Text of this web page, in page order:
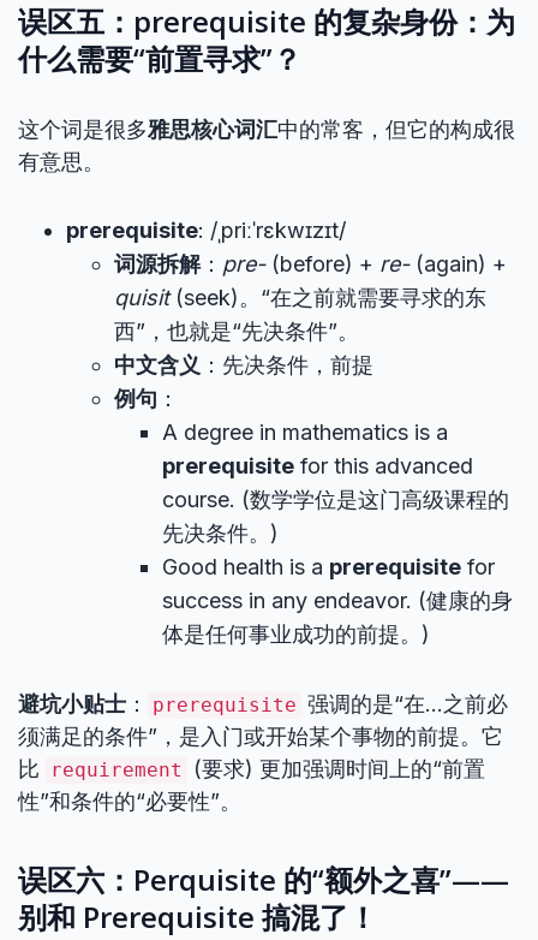
误区五：prerequisite 的复杂身份：为
什么需要“前置寻求”？
这个词是很多雅思核心词汇中的常客，但它的构成很
有意思。
prerequisite: /ˌpriːˈrɛkwɪzɪt/
词源拆解： pre-(before) + re-(again) +
quisit(seek)。“在之前就需要寻求的东
西”，也就是“先决条件”。
中文含义 ：先决条件，前提
例句 ：
A degree in mathematics is a
prerequisite for this advanced
course. (数学学位是这门高级课程的
先决条件。)
Good health is a prerequisite for
success in any endeavor. (健康的身
体是任何事业成功的前提。)
避坑小贴士 ： prerequisite 强调的是“在…之前必
须满足的条件”，是入门或开始某个事物的前提。它
比
requirement
(要求) 更加强调时间上的“前置
性”和条件的“必要性”。
误区六：Perquisite 的“额外之喜”——
别和 Prerequisite 搞混了！